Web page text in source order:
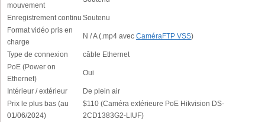
mouvement
Enregistrement continu Soutenu
Format vidéo pris en
charge
N / A (.mp4 avec CaméraFTP VSS)
Type de connexion
câble Ethernet
PoE (Power on
Ethernet)
Oui
Intérieur / extérieur
De plein air
Prix le plus bas (au
01/06/2024)
$110 (Caméra extérieure PoE Hikvision DS-
2CD1383G2-LIUF)